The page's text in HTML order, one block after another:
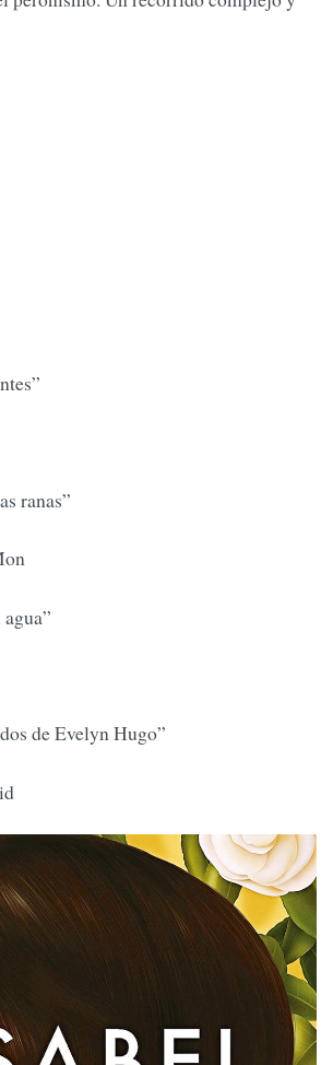
ranas”
de Evelyn Hugo”